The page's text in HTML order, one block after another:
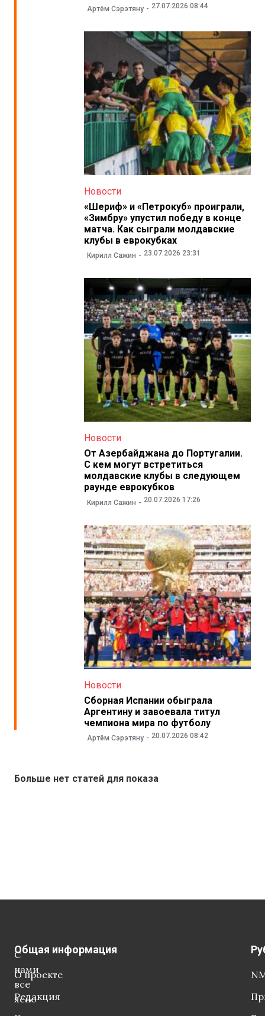
Артём Сэрэтяну 27.07.2026 08:44
Новости
«Шериф» и «Петрокуб» проиграли,
«Зимбру» упустил победу в конце
матча. Как сыграли молдавские
клубы в еврокубках
Кирилл Сажин 23.07.2026 23:31
Новости
От Азербайджана до Португалии.
С кем могут встретиться
молдавские клубы в следующем
раунде еврокубков
Кирилл Сажин 20.07.2026 17:26
Новости
Сборная Испании обыграла
Аргентину и завоевала титул
чемпиона мира по футболу
Артём Сэрэтяну 20.07.2026 08:42
Больше нет статей для показа
С
нами
все
ясно
Общая информация
О проекте
Редакция